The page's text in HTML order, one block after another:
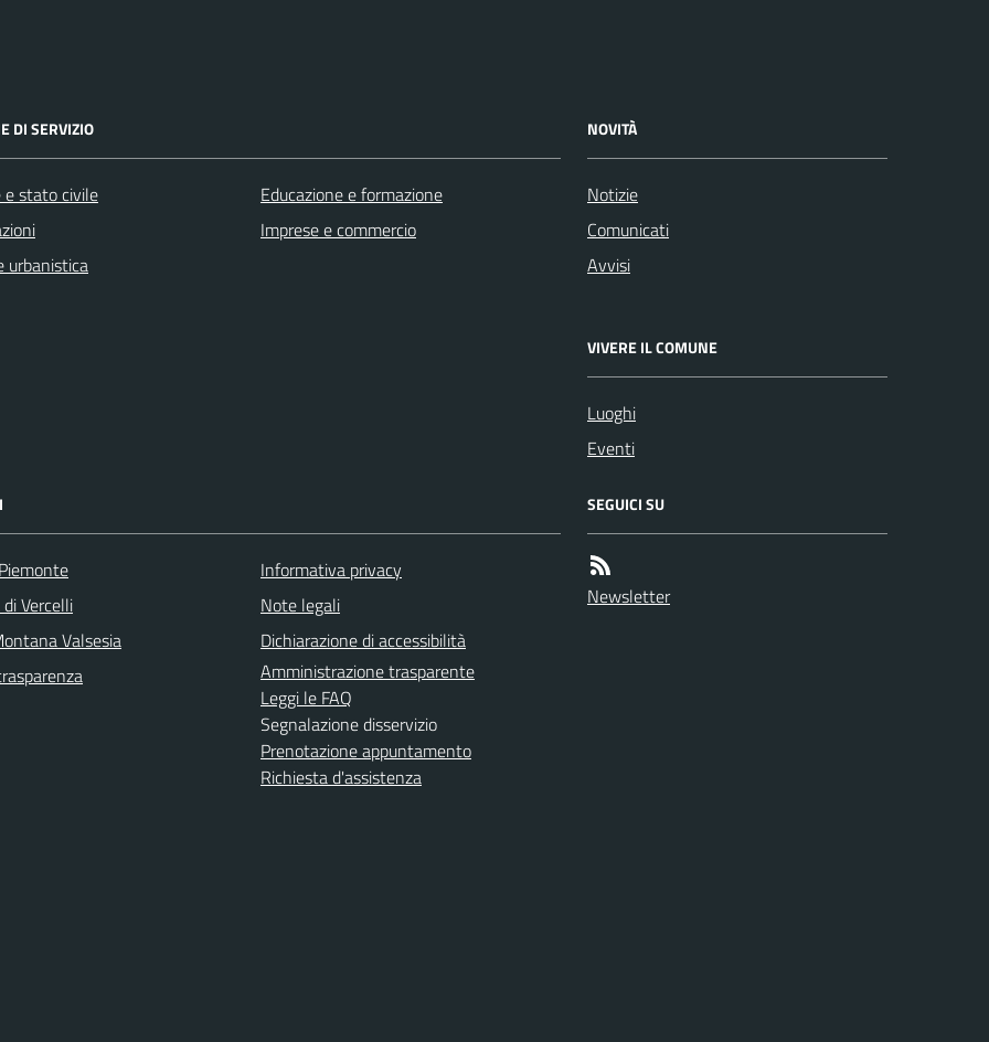
DI SERVIZIO
e stato civile
urbanistica
Educazione e formazione
Imprese e commercio
NOVITÀ
Notizie
Comunicati
Avvisi
VIVERE IL COMUNE
Luoghi
Eventi
Vercelli
Valsesia
Informativa privacy
Note legali
Dichiarazione di accessibilità
Amministrazione trasparente
Leggi le FAQ
Segnalazione disservizio
Prenotazione appuntamento
Richiesta d'assistenza
SEGUICI SU
Newsletter